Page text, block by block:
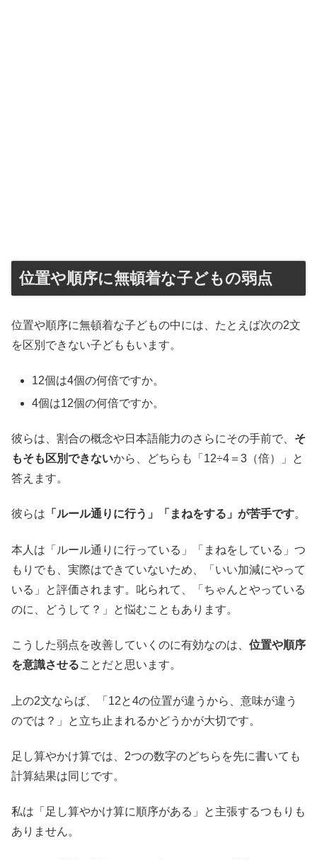
位置や順序に無頓着な子どもの弱点
位置や順序に無頓着な子どもの中には、たとえば次の2文
を区別できない子どももいます。
12個は4個の何倍ですか。
4個は12個の何倍ですか。
彼らは、割合の概念や日本語能力のさらにその手前で、 そ
もそも区別できないから、どちらも「12÷4＝3（倍）」と
答えます。
彼らは 「ルール通りに行う」「まねをする」が苦手です。
本人は「ルール通りに行っている」「まねをしている」つ
もりでも、実際はできていないため、「いい加減にやって
いる」と評価されます。叱られて、「ちゃんとやっている
のに、どうして？」と悩むこともあります。
こうした弱点を改善していくのに有効なのは、 位置や順序
を意識させることだと思います。
上の2文ならば、「12と4の位置が違うから、意味が違う
のでは？」と立ち止まれるかどうかが大切です。
足し算やかけ算では、2つの数字のどちらを先に書いても
計算結果は同じです。
私は「足し算やかけ算に順序がある」と主張するつもりも
ありません。